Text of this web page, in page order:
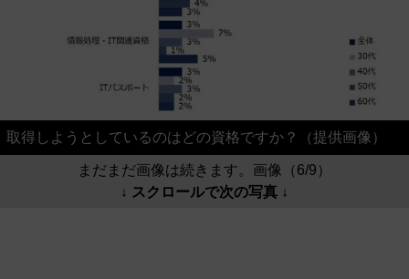
取得しようとしているのはどの資格ですか？（提供画像）
まだまだ画像は続きます。画像（6/9）
↓ スクロールで次の写真 ↓